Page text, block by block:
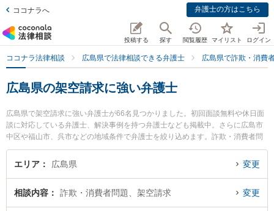
ココナラへ 弁護士の方はこちら
投稿する 探す 閲覧履歴 マイリスト ログイン
ココナラ法律相談 広島県で法律相談できる弁護士 広島県で詐欺・消費
広島県の架空請求に強い弁護士
広島県で架空請求に強い弁護士が66名見つかりました。初回面談無料や休日面
談に対応している弁護士、解決事例を持つ弁護士なども掲載中。さらに広島市
中区や福山市、呉市などの地域条件で弁護士を絞り込めます。詐欺・消費者問
題に関係する投資詐欺や副業詐欺、FX詐欺等の細かな分野での絞り込み検索も
でき便利です。特に弁護士法人イマジン今枝仁法律事務所の今枝 仁弁護士や田
に発生した架空請求のトラブルを今すぐに弁護士に相談したい』『架空請求の
トラブル解決の実績豊富な近くの弁護士を検索したい』『初回相談無料で架空
エリア 広島県 変更
相談内容 詐欺・消費者問題、架空請求 変更